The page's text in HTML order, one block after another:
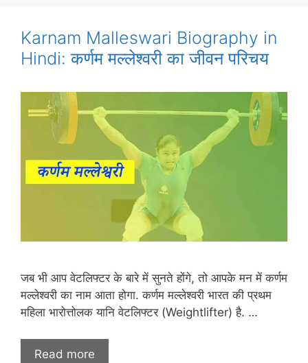
Karnam Malleswari Biography in
Hindi: कर्णम मल्लेश्वरी का जीवन परिचय
जब भी आप वेटलिफ्टर के बारे में सुनते होंगे, तो आपके मन में कर्णम
मल्लेश्वरी का नाम आता होगा. कर्णम मल्लेश्वरी भारत की प्रथम
महिला भारोत्तोलक यानि वेटलिफ्टर (Weightlifter) है. …
Read more